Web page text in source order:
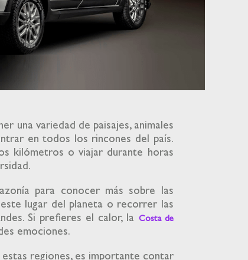
una variedad de paisajes, animales
en todos los rincones del país.
kilómetros o viajar durante horas
para conocer más sobre las
lugar del planeta o recorrer las
Si prefieres el calor, la Costa de
emociones.
regiones, es importante contar